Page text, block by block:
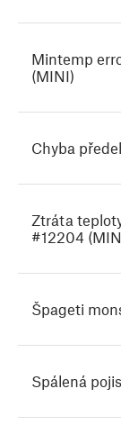
Mintemp
(MINI)
Chyba
Ztráta
#12204
Špageti
Spálená